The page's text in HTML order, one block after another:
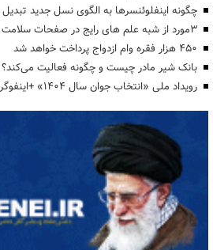
چگونه اینفلوئنسرها به الگوی نسل جدید تبدیل
3مورد از شبه علم های رایج در صفحات سلامت +اینفوگرافی
۴۵۰ هزار فقره وام ازدواج پرداخت خواهد شد
بانک شیر مادر چیست و چگونه فعالیت می‌کند؟
رویداد ملی «انتخاب جوان سال ۱۴۰۴» +اینفوگرافی